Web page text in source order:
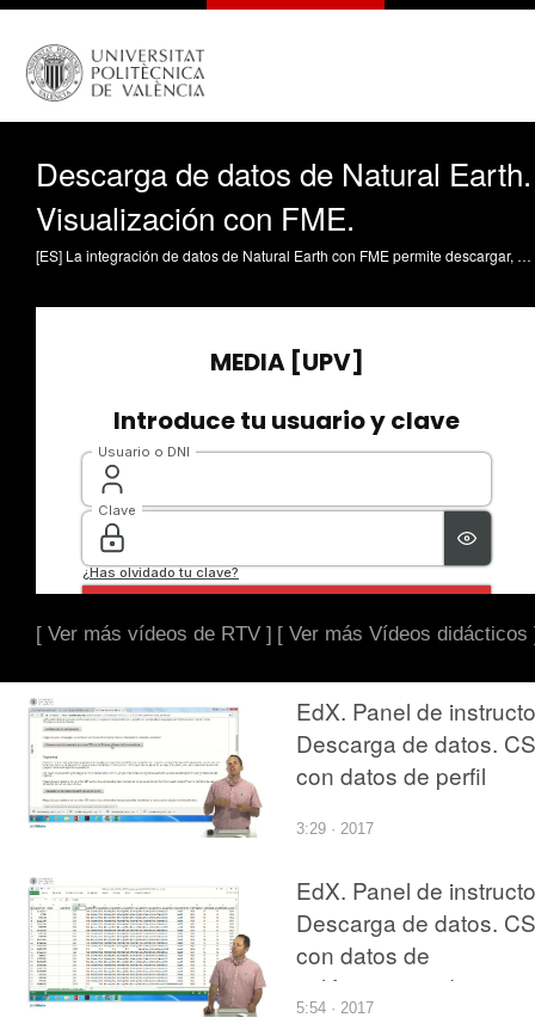
Descarga de datos de Natural Earth.
Visualización con FME.
[ES] La integración de datos de Natural Earth con FME permite descargar, visualizar y transformar cartografía mundial de dominio público de forma sencilla mediante procesos ETL. Los datos se obtienen desde el portal oficial de Natural Earth, organizados en categorías culturales, físicas y ráster, y disponibles en distintas escalas y formatos como Shapefile o GeoPackage. Para trabajar con ellos, FME ofrece herramientas como FME Data Inspector, que permite visualizar y analizar rápidamente los archivos, y FME Workbench, donde se crean flujos de trabajo para leer, transformar y visualizar datos geoespaciales, aplicando filtros, cambios de coordenadas o combinaciones de capas según las necesidades del proyecto. Coll-Aliaga, Eloína (2026). Descarga de datos de Natural Earth. Visualización con FME. https://riunet.upv.es/handle/10251/237978 DER Premio Calidad Docencia en red
[ Ver más vídeos de RTV ] [ Ver más Vídeos didácticos
EdX. Panel de
Descarga de datos.
con datos de perfil
3:29 · 2017
EdX. Panel de
Descarga de datos.
con datos de
calificaciones de
exámenes
5:54 · 2017